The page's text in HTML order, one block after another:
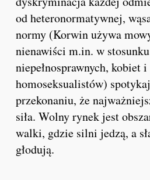
od heteronormatywnej,
normy (Korwin używa
nienawiści m.in. w
niepełnosprawnych, kobiet i
homoseksualistów)
przekonaniu, że
siła. Wolny rynek jest
walki, gdzie silni jedzą, a
głodują.